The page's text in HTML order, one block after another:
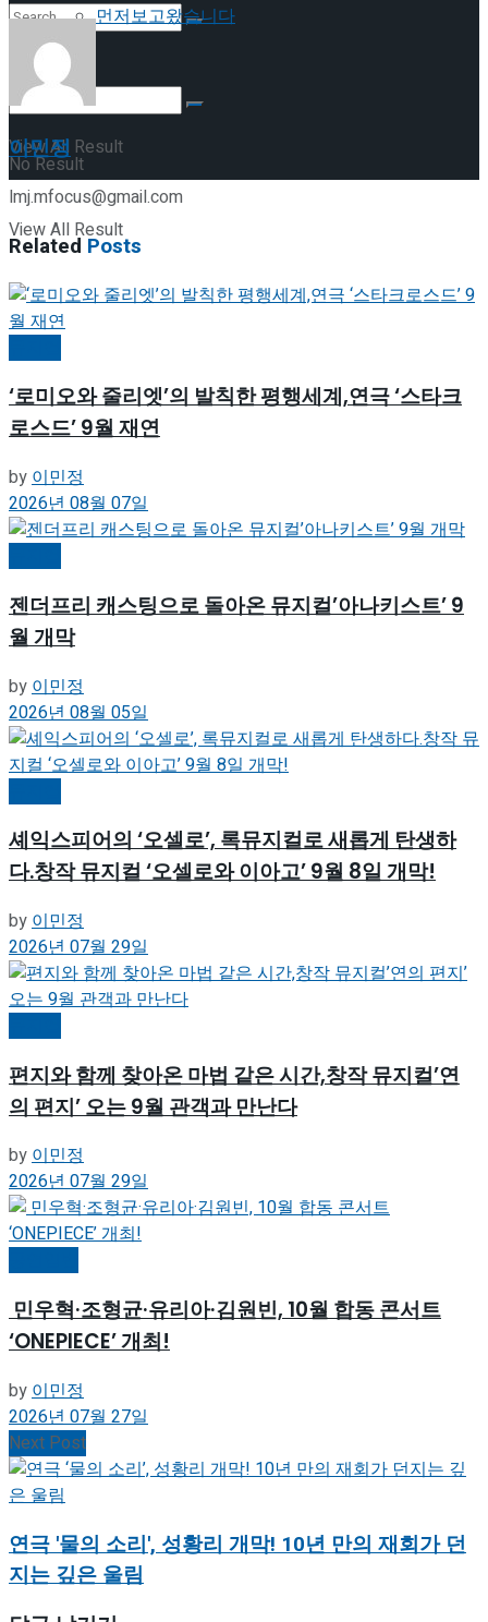
No Result
View All Result
먼저보고왔습니다
No Result
View All Result
이민정
lmj.mfocus@gmail.com
Related Posts
‘로미오와 줄리엣’의 발칙한 평행세계,연극 ‘스타크
로스드’ 9월 재연
by이민정
2026년 08월 07일
젠더프리 캐스팅으로 돌아온 뮤지컬’아나키스트’ 9
월 개막
by 이민정
2026년 08월 05일
셰익스피어의 ‘오셀로’, 록뮤지컬로 새롭게 탄생하
다.창작 뮤지컬 ‘오셀로와 이아고’ 9월 8일 개막!
by이민정
2026년 07월 29일
편지와 함께 찾아온 마법 같은 시간,창작 뮤지컬’연
의 편지’ 오는 9월 관객과 만난다
by이민정
2026년 07월 29일
민우혁·조형균·유리아·김원빈, 10월 합동 콘서트
‘ONEPIECE’ 개최!
by이민정
2026년 07월 27일
Next Post
연극 '물의 소리', 성황리 개막! 10년 만의 재회가 던
지는 깊은 울림